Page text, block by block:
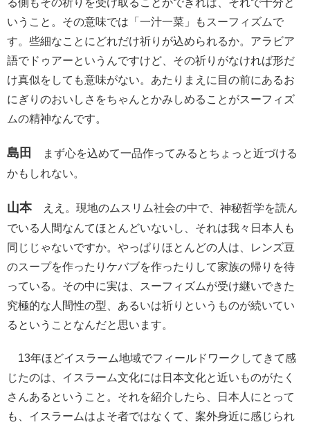
る側もその祈りを受け取ることができれば、それで十分と
いうこと。その意味では「一汁一菜」もスーフィズムで
す。些細なことにどれだけ祈りが込められるか。アラビア
語でドゥアーというんですけど、その祈りがなければ形だ
け真似をしても意味がない。あたりまえに目の前にあるお
にぎりのおいしさをちゃんとかみしめることがスーフィズ
ムの精神なんです。
島田
まず心を込めて一品作ってみるとちょっと近づける
かもしれない。
山本ええ。現地のムスリム社会の中で、神秘哲学を読ん
でいる人間なんてほとんどいないし、それは我々日本人も
同じじゃないですか。やっぱりほとんどの人は、レンズ豆
のスープを作ったりケバブを作ったりして家族の帰りを待
っている。その中に実は、スーフィズムが受け継いできた
究極的な人間性の型、あるいは祈りというものが続いてい
るということなんだと思います。
13年ほどイスラーム地域でフィールドワークしてきて感
じたのは、イスラーム文化には日本文化と近いものがたく
さんあるということ。それを紹介したら、日本人にとって
も、イスラームはよそ者ではなくて、案外身近に感じられ